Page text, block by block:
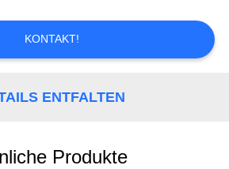
KONTAKT!
ENTFALTEN
Produkte